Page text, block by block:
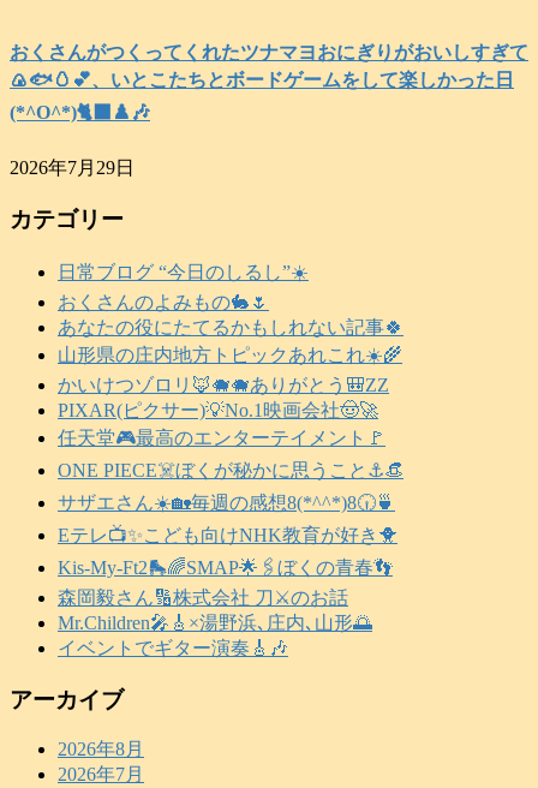
おくさんがつくってくれたツナマヨおにぎりがおいしすぎて
🍙🐟️🥚💕、いとこたちとボードゲームをして楽しかった日
(*^O^*)🐈‍⬛♟️🎶
2026年7月29日
カテゴリー
日常ブログ “今日のしるし”☀️
おくさんのよみもの🐇🌷
あなたの役にたてるかもしれない記事🍀
山形県の庄内地方トピックあれこれ☀️🌾
かいけつゾロリ🦊🐗🐗ありがとう🎒ZZ
PIXAR(ピクサー)💡No.1映画会社🤠🚀
任天堂🎮️最高のエンターテイメント🚩
ONE PIECE☠️ぼくが秘かに思うこと⚓️👒
サザエさん☀️🏡毎週の感想8(*^^*)8🕡️🍵
Eテレ📺️✨こども向けNHK教育が好き🐥
Kis-My-Ft2🛼🌈SMAP🌟🖇️ぼくの青春👣
森岡毅さん🔢株式会社 刀⚔️のお話
Mr.Children🎤🎸×湯野浜､庄内､山形🌅
イベントでギター演奏🎸🎶
アーカイブ
2026年8月
2026年7月